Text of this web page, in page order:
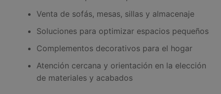
Venta de sofás, mesas, sillas y almacenaje
Soluciones para optimizar espacios pequeños
Complementos decorativos para el hogar
Atención cercana y orientación en la elección
de materiales y acabados